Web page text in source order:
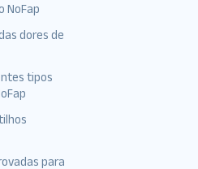
NoFap
dores de
(após a
tipos
para